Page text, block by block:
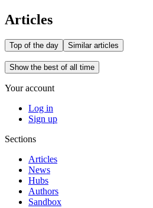
Articles
Top of the day Similar articles
Show the best of all time
Your account
Log in
Sign up
Sections
Articles
News
Hubs
Authors
Sandbox